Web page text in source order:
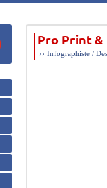
Pro Print
››Infographiste /